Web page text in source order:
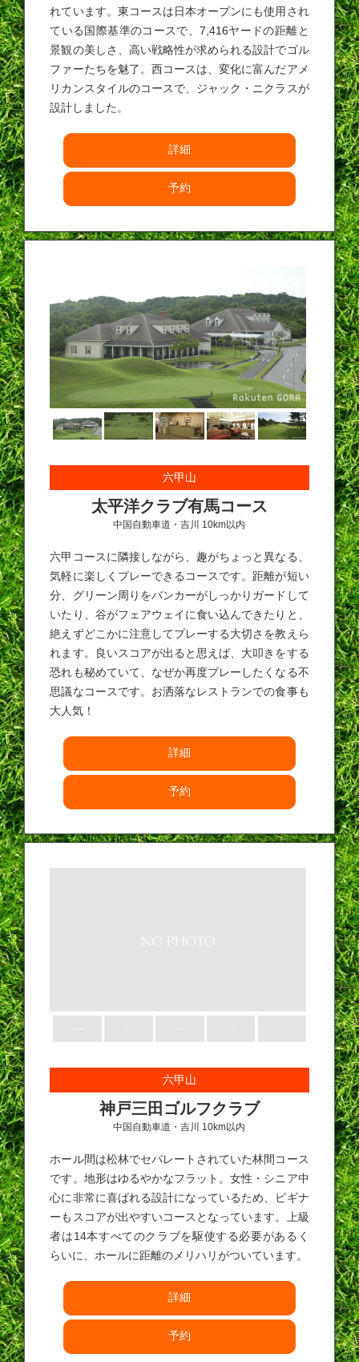
れています。東コースは日本オープンにも使用され
ている国際基準のコースで、7,416ヤードの距離と
景観の美しさ、高い戦略性が求められる設計でゴル
ファーたちを魅了。西コースは、変化に富んだアメ
リカンスタイルのコースで、ジャック・ニクラスが
設計しました。
詳細
予約
六甲山
太平洋クラブ有馬コース
中国自動車道・吉川 10km以内
六甲コースに隣接しながら、趣がちょっと異なる、
気軽に楽しくプレーできるコースです。距離が短い
分、グリーン周りをバンカーがしっかりガードして
いたり、谷がフェアウェイに食い込んできたりと、
絶えずどこかに注意してプレーする大切さを教えら
れます。良いスコアが出ると思えば、大叩きをする
恐れも秘めていて、なぜか再度プレーしたくなる不
思議なコースです。お洒落なレストランでの食事も
大人気！
詳細
予約
六甲山
神戸三田ゴルフクラブ
中国自動車道・吉川 10km以内
ホール間は松林でセパレートされていた林間コース
です。地形はゆるやかなフラット。女性・シニア中
心に非常に喜ばれる設計になっているため、ビギナ
ーもスコアが出やすいコースとなっています。上級
者は14本すべてのクラブを駆使する必要があるく
らいに、ホールに距離のメリハリがついています。
詳細
予約